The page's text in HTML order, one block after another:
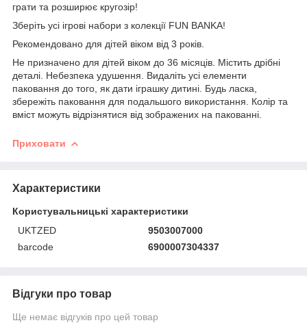
грати та розширює кругозір!
Зберіть усі ігрові набори з колекції FUN BANKA!
Рекомендовано для дітей віком від 3 років.
Не призначено для дітей віком до 36 місяців. Містить дрібні
деталі. Небезпека удушення. Видаліть усі елементи
паковання до того, як дати іграшку дитині. Будь ласка,
збережіть паковання для подальшого використання. Колір та
вміст можуть відрізнятися від зображених на пакованні.
Приховати
Характеристики
Користувальницькі характеристики
UKTZED
9503007000
barcode
6900007304337
Відгуки про товар
Ще немає відгуків про цей товар